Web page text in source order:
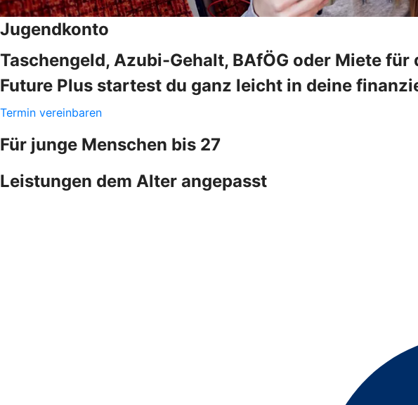
Jugendkonto
Taschengeld, Azubi-Gehalt, BAfÖG oder Miete für
Future Plus startest du ganz leicht in deine
Termin vereinbaren
Für junge Menschen bis 27
Leistungen dem Alter angepasst